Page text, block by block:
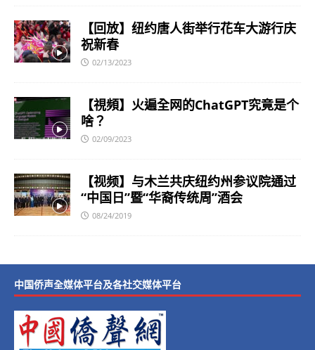
【回放】纽约唐人街举行花车大游行庆
祝新春
02/13/2023
【視頻】火遍全网的ChatGPT究竟是个
啥？
02/09/2023
【视频】与木兰共庆纽约州参议院通过
“中国日”暨“华裔传统周”酒会
08/24/2019
中国侨声全媒体平台及各社交媒体平台